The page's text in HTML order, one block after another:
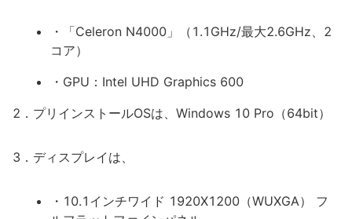
・「Celeron N4000」（1.1GHz/最大2.6GHz、2
コア）
・GPU：Intel UHD Graphics 600
2．プリインストールOSは、Windows 10 Pro（64bit）
3．ディスプレイは、
・10.1インチワイド 1920X1200（WUXGA） フ